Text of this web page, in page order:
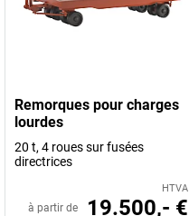
Remorques pour charges
lourdes
20 t, 4 roues sur fusées
directrices
HTVA
à partir de 19.500,- €